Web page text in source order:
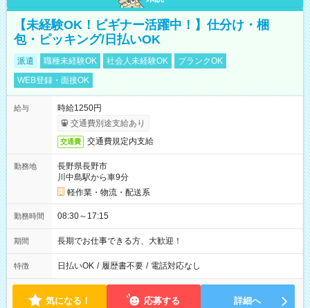
【未経験OK！ビギナー活躍中！】仕分け・梱
包・ピッキング/日払いOK
派遣 職種未経験OK 社会人未経験OK
ブランクOK
WEB登録・面接OK
給与
時給1250円
交通費別途支給あり
交通費 交通費規定内支給
勤務地
長野県長野市
川中島駅から車9分
軽作業・物流・配送系
勤務時間 08:30～17:15
期間 長期でお仕事できる方、大歓迎！
特徴 日払いOK / 履歴書不要 / 電話対応なし
気になる！ 応募する 詳細へ